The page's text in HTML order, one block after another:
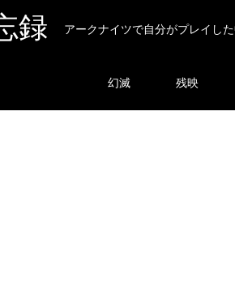
録 アークナイツで自分がプレイし
幻滅 残映